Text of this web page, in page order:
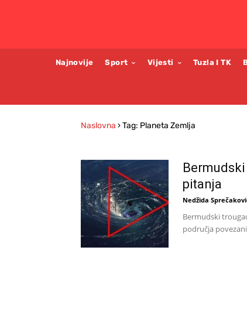
Najnovije Sport Vijesti Tuzla I TK
Naslovna ›Tag: Planeta Zemlja
pitanja
Nedžida
Bermudski
područja